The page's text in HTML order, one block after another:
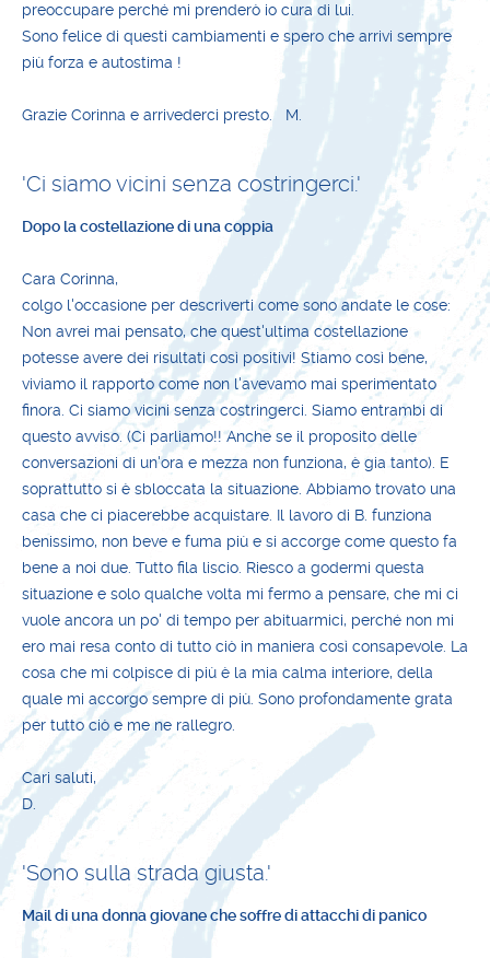
preoccupare perché mi prenderò io cura di lui.
Sono felice di questi cambiamenti e spero che arrivi sempre
più forza e autostima !
Grazie Corinna e arrivederci presto. M.
'Ci siamo vicini senza costringerci.'
Dopo la costellazione di una coppia
Cara Corinna,
colgo l'occasione per descriverti come sono andate le cose:
Non avrei mai pensato, che quest'ultima costellazione
potesse avere dei risultati così positivi! Stiamo così bene,
viviamo il rapporto come non l'avevamo mai sperimentato
finora. Ci siamo vicini senza costringerci. Siamo entrambi di
questo avviso. (Ci parliamo!! Anche se il proposito delle
conversazioni di un'ora e mezza non funziona, è gia tanto). E
soprattutto si è sbloccata la situazione. Abbiamo trovato una
casa che ci piacerebbe acquistare. Il lavoro di B. funziona
benissimo, non beve e fuma più e si accorge come questo fa
bene a noi due. Tutto fila liscio. Riesco a godermi questa
situazione e solo qualche volta mi fermo a pensare, che mi ci
vuole ancora un po' di tempo per abituarmici, perché non mi
ero mai resa conto di tutto ciò in maniera così consapevole. La
cosa che mi colpisce di più è la mia calma interiore, della
quale mi accorgo sempre di più. Sono profondamente grata
per tutto ciò e me ne rallegro.
Cari saluti,
D.
'Sono sulla strada giusta.'
Mail di una donna giovane che soffre di attacchi di panico